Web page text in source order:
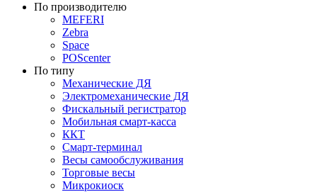
По производителю
MEFERI
Zebra
Space
POScenter
По типу
Механические ДЯ
Электромеханические ДЯ
Фискальный регистратор
Мобильная смарт-касса
ККТ
Смарт-терминал
Весы самообслуживания
Торговые весы
Микрокиоск